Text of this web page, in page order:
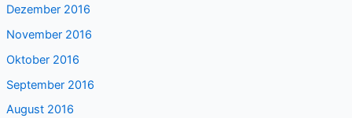
Dezember 2016
November 2016
Oktober 2016
September 2016
August 2016